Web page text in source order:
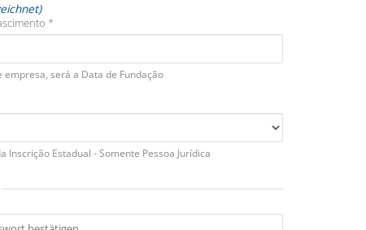
*
empresa, será a Data de Fundação
Inscrição Estadual - Somente Pessoa Jurídica